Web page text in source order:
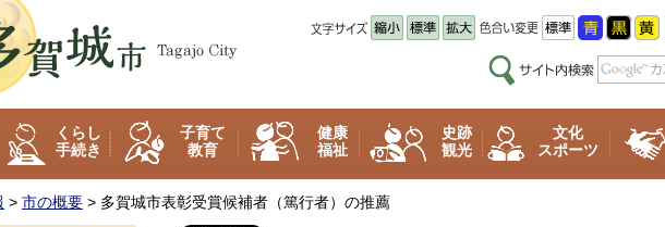
くらし
手続き
子育て
教育
健康
福祉
史跡
観光
文化
スポーツ
> 市の概要 > 多賀城市表彰受賞候補者（篤行者）の推薦